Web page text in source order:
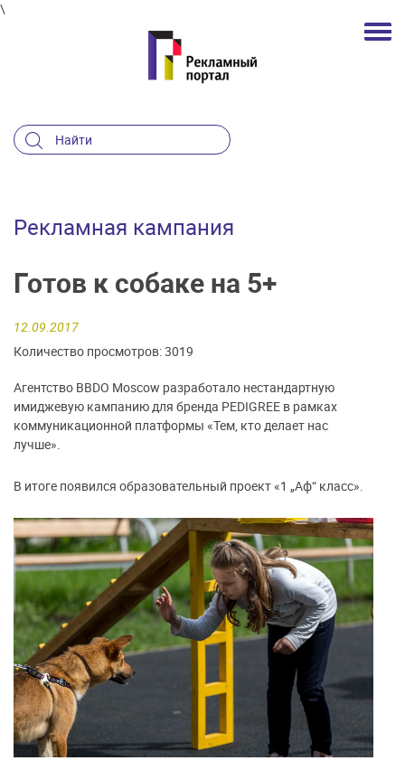
\
Рекламная кампания
Готов к собаке на 5+
12.09.2017
Количество просмотров: 3019
Агентство BBDO Moscow разработало нестандартную
имиджевую кампанию для бренда PEDIGREE в рамках
коммуникационной платформы «Тем, кто делает нас
лучше».
В итоге появился образовательный проект «1 „Аф“ класс».